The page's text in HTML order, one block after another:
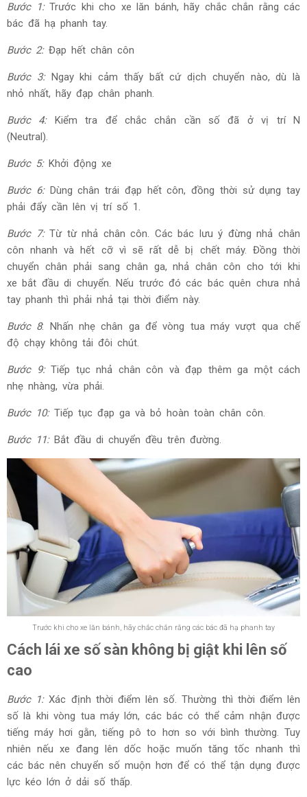
Bước 1: Trước khi cho xe lăn bánh, hãy chắc chắn rằng các
bác đã hạ phanh tay.
Bước 2: Đạp hết chân côn
Bước 3:Ngay khi cảm thấy bất cứ dịch chuyển nào, dù là
nhỏ nhất, hãy đạp chân phanh.
Bước 4:Kiểm tra để chắc chắn cần số đã ở vị trí N
(Neutral).
Bước 5: Khởi động xe
Bước 6:Dùng chân trái đạp hết côn, đồng thời sử dụng tay
phải đẩy cần lên vị trí số 1.
Bước 7:Từ từ nhả chân côn. Các bác lưu ý đừng nhả chân
côn nhanh và hết cỡ vì sẽ rất dễ bị chết máy. Đồng thời
chuyển chân phải sang chân ga, nhả chân côn cho tới khi
xe bắt đầu di chuyển. Nếu trước đó các bác quên chưa nhả
tay phanh thì phải nhả tại thời điểm này.
Bước 8: Nhấn nhẹ chân ga để vòng tua máy vượt qua chế
độ chạy không tải đôi chút.
Bước 9: Tiếp tục nhả chân côn và đạp thêm ga một cách
nhẹ nhàng, vừa phải.
Bước 10: Tiếp tục đạp ga và bỏ hoàn toàn chân côn.
Bước 11: Bắt đầu di chuyển đều trên đường.
Trước khi cho xe lăn bánh, hãy chắc chắn rằng các bác đã hạ phanh tay
Cách lái xe số sàn không bị giật khi lên số
cao
Bước 1:Xác định thời điểm lên số. Thường thì thời điểm lên
số là khi vòng tua máy lớn, các bác có thể cảm nhận được
tiếng máy hơi gằn, tiếng pô to hơn so với bình thường. Tuy
nhiên nếu xe đang lên dốc hoặc muốn tăng tốc nhanh thì
các bác nên chuyển số muộn hơn để có thể tận dụng được
lực kéo lớn ở dải số thấp.